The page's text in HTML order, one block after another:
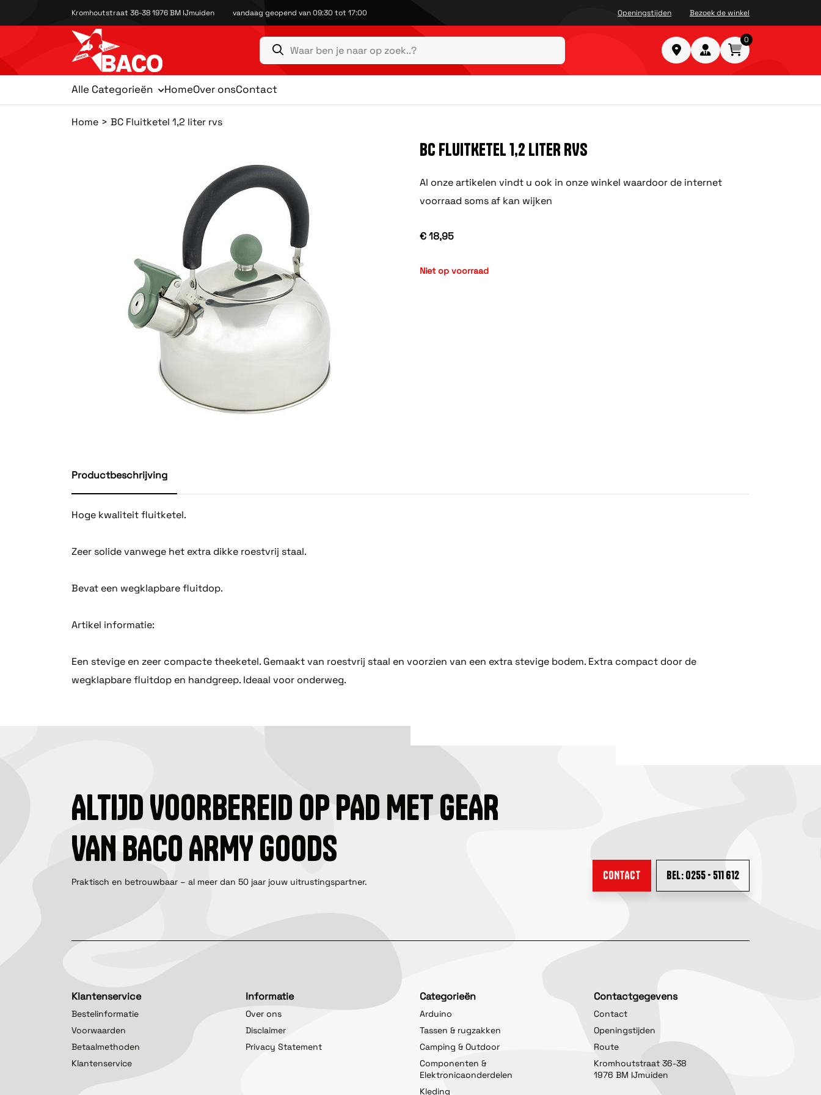
Kromhoutstraat 36-38 1976 BM IJmuiden vandaag geopend van 09:30 tot 17:00 Openingstijden Bezoek de winkel
0
Alle Categorieën HomeOver onsContact
Home BC Fluitketel 1,2 liter rvs
BC FLUITKETEL 1,2 LITER RVS
Al onze artikelen vindt u ook in onze winkel waardoor de internet
voorraad soms af kan wijken
€ 18,95
Niet op voorraad
Productbeschrijving
Hoge kwaliteit fluitketel.
Zeer solide vanwege het extra dikke roestvrij staal.
Bevat een wegklapbare fluitdop.
Artikel informatie:
Een stevige en zeer compacte theeketel. Gemaakt van roestvrij staal en voorzien van een extra stevige bodem. Extra compact door de
wegklapbare fluitdop en handgreep. Ideaal voor onderweg.
ALTIJD VOORBEREID OP PAD MET GEAR
VAN BACO ARMY GOODS
Praktisch en betrouwbaar – al meer dan 50 jaar jouw uitrustingspartner. CONTACT BEL: 0255 - 511 612
Klantenservice
Bestelinformatie
Voorwaarden
Betaalmethoden
Klantenservice
Informatie
Over ons
Disclaimer
Privacy Statement
Categorieën
Arduino
Tassen & rugzakken
Camping & Outdoor
Componenten &
Elektronicaonderdelen
Kleding
Contactgegevens
Contact
Openingstijden
Route
Kromhoutstraat 36-38
1976 BM IJmuiden